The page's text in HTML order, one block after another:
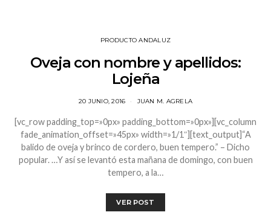
PRODUCTO ANDALUZ
Oveja con nombre y apellidos:
Lojeña
20 JUNIO, 2016 JUAN M. AGRELA
[vc_row padding_top=»0px» padding_bottom=»0px»][vc_column
fade_animation_offset=»45px» width=»1/1″][text_output]“A
balido de oveja y brinco de cordero, buen tempero.” – Dicho
popular. …Y así se levantó esta mañana de domingo, con buen
tempero, a la…
VER POST